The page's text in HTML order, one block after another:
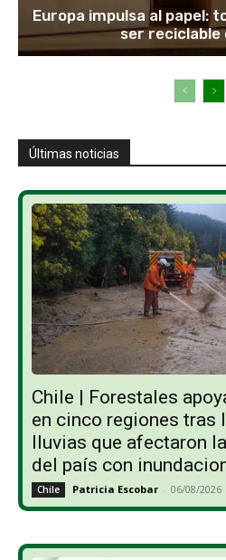
Europa impulsa al papel:
ser reciclable
Últimas noticias
Chile | Forestales
en cinco regiones tras
lluvias que afectaron
del país con
Chile Patricia Escobar - 06/08/2026